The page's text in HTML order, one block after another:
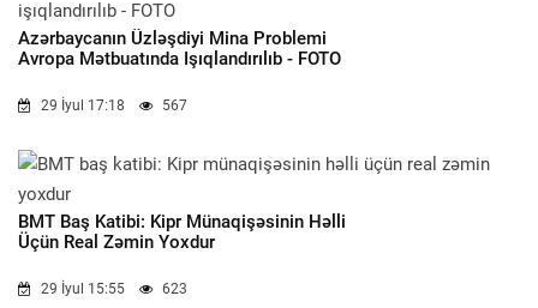
Azərbaycanın Üzləşdiyi Mina Problemi
Avropa Mətbuatında Işıqlandırılıb - FOTO
29 İyul 17:18 567
BMT Baş Katibi: Kipr Münaqişəsinin Həlli
Üçün Real Zəmin Yoxdur
29 İyul 15:55 623